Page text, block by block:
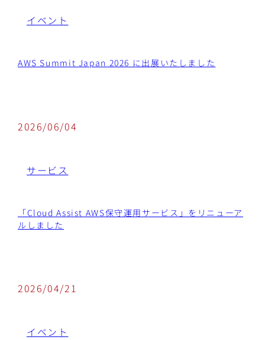
イベント
AWS Summit Japan 2026 に出展いたしました
2026/06/04
サービス
「Cloud Assist AWS保守運用サービス」をリニューア
ルしました
2026/04/21
イベント